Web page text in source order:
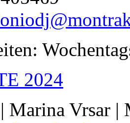
2024
Marina Vrsar |